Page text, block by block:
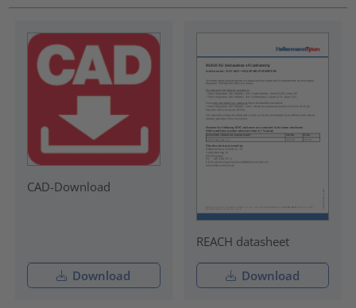
CAD-Download
Download
REACH datasheet
Download